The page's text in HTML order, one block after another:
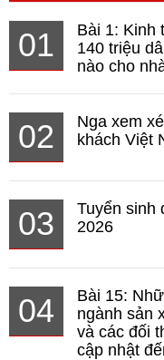
01
Bài 1: Kinh
140 triệu
nào cho
02
Nga xem
khách Việt
03
Tuyển sinh
2026
04
Bài 15:
ngành sản
và các đối
cập nhật